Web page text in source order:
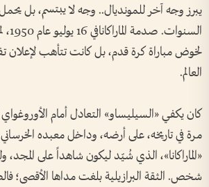
يبرز وجه آخر للمونديال.. وجه لا يبتسم، بل يحمل
لخوض مباراة كرة قدم، بل كانت تتأهب لإعلان
العالم.
كان يكفي «السيليساو» التعادل أمام
مرة في تاريخه، على أرضه، وداخل معبده
شخص. الثقة البرازيلية بلغت مداها الأقصى؛